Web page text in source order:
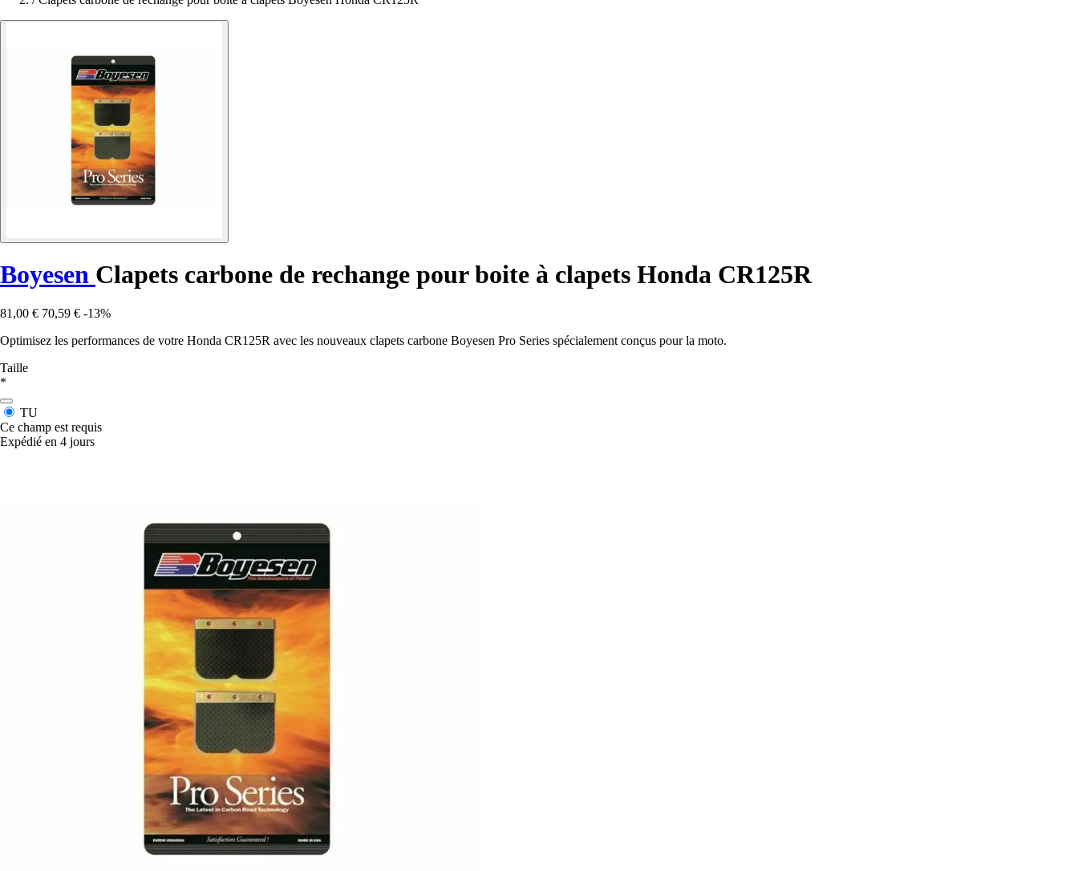
Boyesen Clapets carbone de rechange pour boite à clapets Honda CR125R
81,00 € 70,59 € -13%
Optimisez les performances de votre Honda CR125R avec les nouveaux clapets carbone Boyesen Pro Series spécialement conçus pour la moto.
Taille
*
TU
Ce champ est requis
Expédié en 4 jours